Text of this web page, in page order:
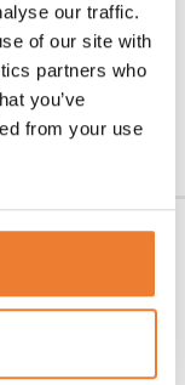
our traffic.
of our site with
partners who
you’ve
from your use
450kr